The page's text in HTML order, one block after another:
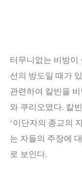
터무니없는 비방이
선의 방도일 때가
관련하여 칼빈을
와 쿠리오였다. 칼
‘이단자의 종교의
는 자들의 주장에
로 보인다.